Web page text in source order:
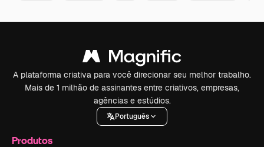
A plataforma criativa para você direcionar seu melhor trabalho.
Mais de 1 milhão de assinantes entre criativos, empresas,
agências e estúdios.
Português
Produtos